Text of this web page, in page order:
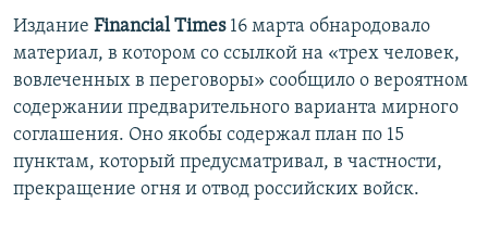
Издание Financial Times16 марта обнародовало
материал, в котором со ссылкой на «трех человек,
вовлеченных в переговоры» сообщило о вероятном
содержании предварительного варианта мирного
соглашения. Оно якобы содержал план по 15
пунктам, который предусматривал, в частности,
прекращение огня и отвод российских войск.